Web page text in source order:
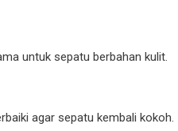
untuk sepatu berbahan kulit.
agar sepatu kembali kokoh.